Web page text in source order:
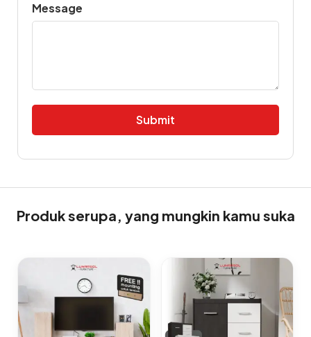
Message
Produk serupa, yang mungkin kamu suka